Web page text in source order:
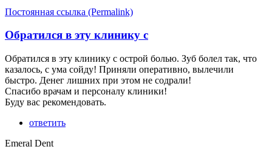
Постоянная ссылка (Permalink)
Обратился в эту клинику с
Обратился в эту клинику с острой болью. Зуб болел так, что
казалось, с ума сойду! Приняли оперативно, вылечили
быстро. Денег лишних при этом не содрали!
Спасибо врачам и персоналу клиники!
Буду вас рекомендовать.
ответить
Emeral Dent